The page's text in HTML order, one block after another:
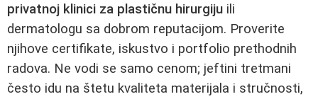
privatnoj klinici za plastičnu hirurgiju ili
dermatologu sa dobrom reputacijom. Proverite
njihove certifikate, iskustvo i portfolio prethodnih
radova. Ne vodi se samo cenom; jeftini tretmani
često idu na štetu kvaliteta materijala i stručnosti,